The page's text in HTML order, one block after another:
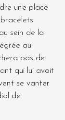
une place
sein de la
au
pas de
qui lui avait
se vanter
de